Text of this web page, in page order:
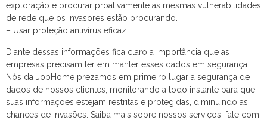
exploração e procurar proativamente as mesmas vulnerabilidades
de rede que os invasores estão procurando.
– Usar proteção antivírus eficaz.
Diante dessas informações fica claro a importância que as
empresas precisam ter em manter esses dados em segurança.
Nós da JobHome prezamos em primeiro lugar a segurança de
dados de nossos clientes, monitorando a todo instante para que
suas informações estejam restritas e protegidas, diminuindo as
chances de invasões. Saiba mais sobre nossos serviços, fale com